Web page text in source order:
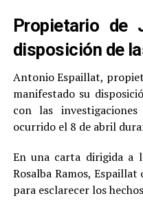
Propietario
disposición de
Antonio Espaillat,
manifestado su
con las
ocurrido el 8 de abril
En una carta dirigida a
Rosalba Ramos,
para esclarecer los